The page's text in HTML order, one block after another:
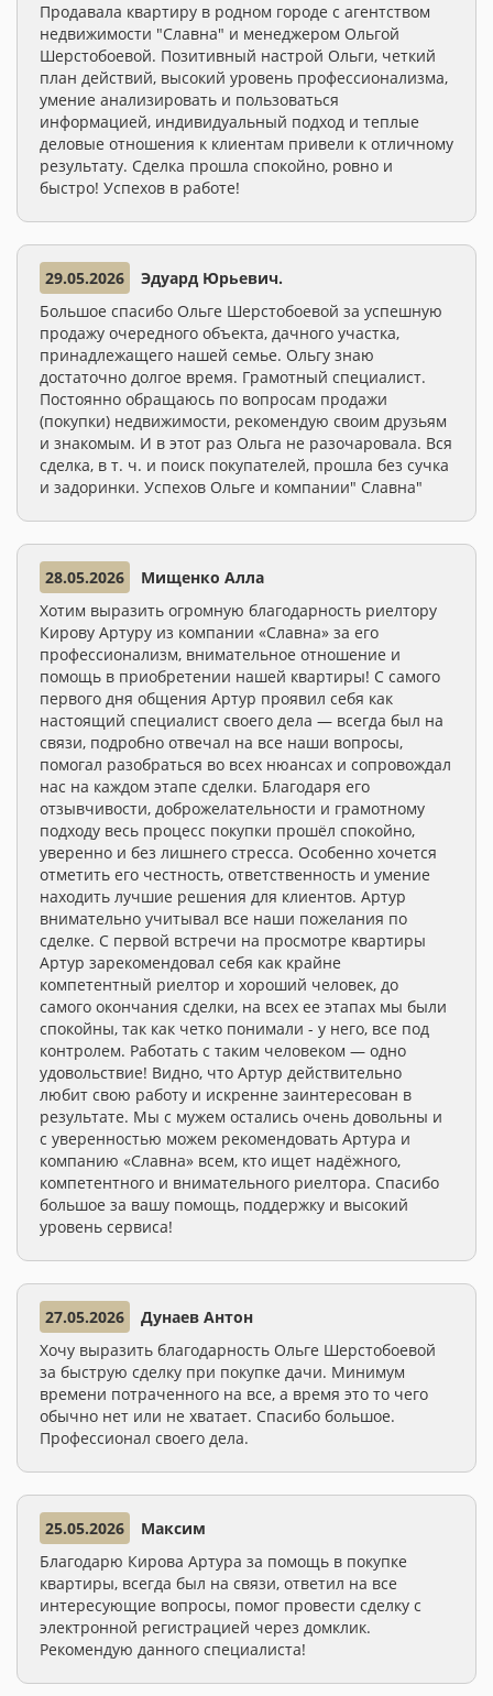
Продавала квартиру в родном городе с агентством
недвижимости "Славна" и менеджером Ольгой
Шерстобоевой. Позитивный настрой Ольги, четкий
план действий, высокий уровень профессионализма,
умение анализировать и пользоваться
информацией, индивидуальный подход и теплые
деловые отношения к клиентам привели к отличному
результату. Сделка прошла спокойно, ровно и
быстро! Успехов в работе!
29.05.2026
Эдуард Юрьевич.
Большое спасибо Ольге Шерстобоевой за успешную
продажу очередного объекта, дачного участка,
принадлежащего нашей семье. Ольгу знаю
достаточно долгое время. Грамотный специалист.
Постоянно обращаюсь по вопросам продажи
(покупки) недвижимости, рекомендую своим друзьям
и знакомым. И в этот раз Ольга не разочаровала. Вся
сделка, в т. ч. и поиск покупателей, прошла без сучка
и задоринки. Успехов Ольге и компании" Славна"
28.05.2026
Мищенко Алла
Хотим выразить огромную благодарность риелтору
Кирову Артуру из компании «Славна» за его
профессионализм, внимательное отношение и
помощь в приобретении нашей квартиры! С самого
первого дня общения Артур проявил себя как
настоящий специалист своего дела — всегда был на
связи, подробно отвечал на все наши вопросы,
помогал разобраться во всех нюансах и сопровождал
нас на каждом этапе сделки. Благодаря его
отзывчивости, доброжелательности и грамотному
подходу весь процесс покупки прошёл спокойно,
уверенно и без лишнего стресса. Особенно хочется
отметить его честность, ответственность и умение
находить лучшие решения для клиентов. Артур
внимательно учитывал все наши пожелания по
сделке. С первой встречи на просмотре квартиры
Артур зарекомендовал себя как крайне
компетентный риелтор и хороший человек, до
самого окончания сделки, на всех ее этапах мы были
спокойны, так как четко понимали - у него, все под
контролем. Работать с таким человеком — одно
удовольствие! Видно, что Артур действительно
любит свою работу и искренне заинтересован в
результате. Мы с мужем остались очень довольны и
с уверенностью можем рекомендовать Артура и
компанию «Славна» всем, кто ищет надёжного,
компетентного и внимательного риелтора. Спасибо
большое за вашу помощь, поддержку и высокий
уровень сервиса!
27.05.2026
Дунаев Антон
Хочу выразить благодарность Ольге Шерстобоевой
за быструю сделку при покупке дачи. Минимум
времени потраченного на все, а время это то чего
обычно нет или не хватает. Спасибо большое.
Профессионал своего дела.
25.05.2026
Максим
Благодарю Кирова Артура за помощь в покупке
квартиры, всегда был на связи, ответил на все
интересующие вопросы, помог провести сделку с
электронной регистрацией через домклик.
Рекомендую данного специалиста!